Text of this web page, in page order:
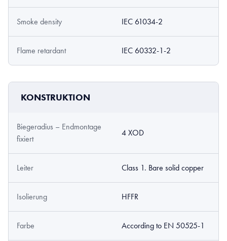
Smoke density IEC 61034-2
Flame retardant IEC 60332-1-2
KONSTRUKTION
Biegeradius – Endmontage
fixiert
4 XOD
Leiter Class 1. Bare solid copper
Isolierung HFFR
Farbe According to EN 50525-1